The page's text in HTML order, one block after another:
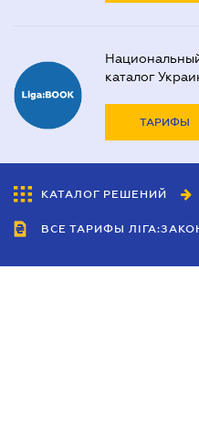
каталог
ТАРИФЫ
КАТАЛОГ РЕШЕНИЙ
ВСЕ ТАРИФЫ